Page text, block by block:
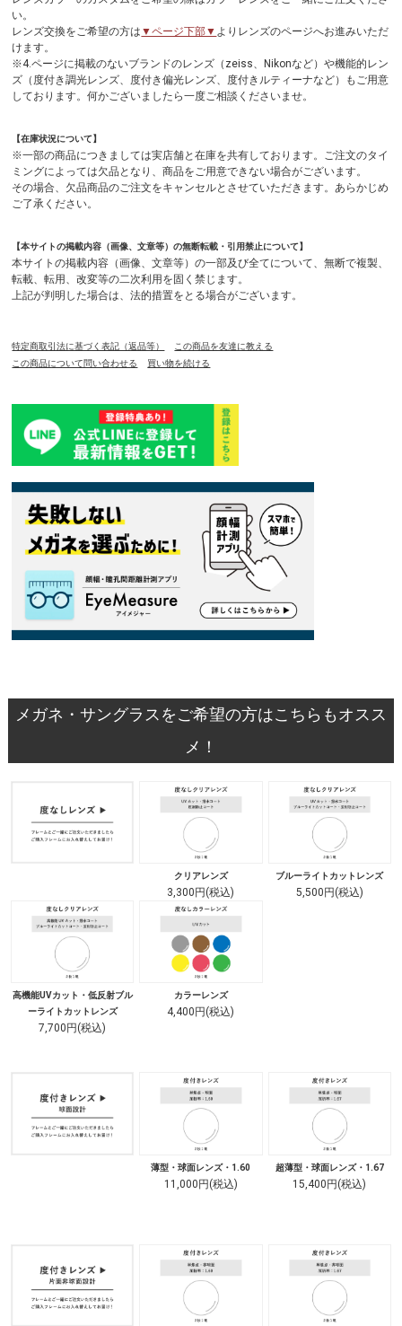
い。
レンズ交換をご希望の方は ▼ページ下部▼ よりレンズのページへお進みいただ
けます。
※4.ページに掲載のないブランドのレンズ（zeiss、Nikonなど）や機能的レン
ズ（度付き調光レンズ、度付き偏光レンズ、度付きルティーナなど）もご用意
しております。何かございましたら一度ご相談くださいませ。
【在庫状況について】
※一部の商品につきましては実店舗と在庫を共有しております。ご注文のタイ
ミングによっては欠品となり、商品をご用意できない場合がございます。
その場合、欠品商品のご注文をキャンセルとさせていただきます。あらかじめ
ご了承ください。
【本サイトの掲載内容（画像、文章等）の無断転載・引用禁止について】
本サイトの掲載内容（画像、文章等）の一部及び全てについて、無断で複製、
転載、転用、改変等の二次利用を固く禁じます。
上記が判明した場合は、法的措置をとる場合がございます。
特定商取引法に基づく表記（返品等）
この商品を友達に教える
この商品について問い合わせる
買い物を続ける
メガネ・サングラスをご希望の方はこちらもオスス
メ！
クリアレンズ
3,300円(税込)
ブルーライトカットレンズ
5,500円(税込)
高機能UVカット・低反射ブル
ーライトカットレンズ
7,700円(税込)
カラーレンズ
4,400円(税込)
薄型・球面レンズ・1.60
11,000円(税込)
超薄型・球面レンズ・1.67
15,400円(税込)